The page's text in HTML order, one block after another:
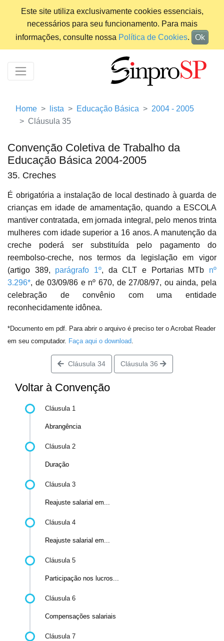
Este site utiliza exclusivamente cookies essenciais,
necessários para seu funcionamento. Para mais
informações, consulte nossa Política de Cookies. Ok
Home lista Educação Básica
2004 - 2005
Cláusula 35
Convenção Coletiva de Trabalho da
Educação Básica 2004-2005
35. Creches
É obrigatória a instalação de local destinado à guarda de
crianças em idade de amamentação, quando a ESCOLA
mantiver contratada, em jornada integral, pelo menos trinta
mulheres com idade superior a 16 anos. A manutenção da
creche poderá ser substituída pelo pagamento do
reembolso-creche, nos termos da legislação em vigor
(artigo 389, parágrafo 1º, da CLT e Portarias MTb nº
3.296*, de 03/09/86 e nº 670, de 27/08/97, ou ainda, pela
celebração de convênio com uma entidade
reconhecidamente idônea.
*Documento em pdf. Para abrir o arquivo é preciso ter o Acrobat Reader
em seu computador. Faça aqui o download.
Cláusula 34 Cláusula 36
Voltar à Convenção
Cláusula 1
Abrangência
Cláusula 2
Duração
Cláusula 3
Reajuste salarial em...
Cláusula 4
Reajuste salarial em...
Cláusula 5
Participação nos lucros...
Cláusula 6
Compensações salariais
Cláusula 7